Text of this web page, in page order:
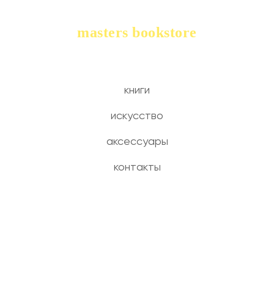
masters bookstore
книги
искусство
аксессуары
контакты